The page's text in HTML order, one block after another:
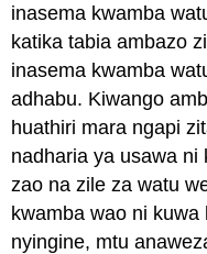
inasema kwamba
katika tabia ambazo
inasema kwamba
adhabu. Kiwango
huathiri mara ngapi
nadharia ya usawa ni
zao na zile za watu
kwamba wao ni
nyingine, mtu